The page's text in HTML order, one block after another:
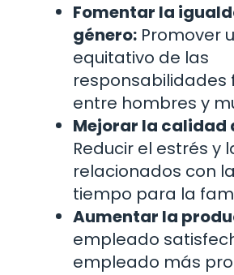
Fomentar la
género: Promover
equitativo de las
responsabilidades
entre hombres y
Mejorar la calidad
Reducir el estrés y
relacionados con
tiempo para la
Aumentar la
empleado
empleado más